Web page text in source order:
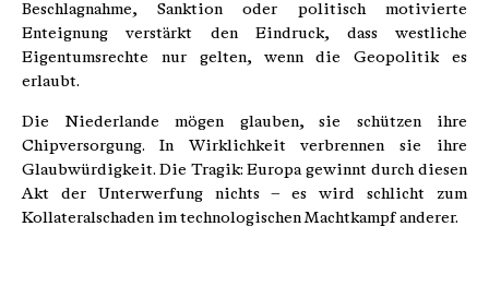
Beschlagnahme, Sanktion oder politisch motivierte
Enteignung verstärkt den Eindruck, dass westliche
Eigentumsrechte nur gelten, wenn die Geopolitik es
erlaubt.
Die Niederlande mögen glauben, sie schützen ihre
Chipversorgung. In Wirklichkeit verbrennen sie ihre
Glaubwürdigkeit. Die Tragik: Europa gewinnt durch diesen
Akt der Unterwerfung nichts – es wird schlicht zum
Kollateralschaden im technologischen Machtkampf anderer.